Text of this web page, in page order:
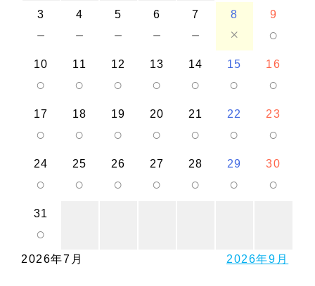
3
－
4
－
5
－
6
－
7
－
8
×
9
○
10
○
11
○
12
○
13
○
14
○
15
○
16
○
17
○
18
○
19
○
20
○
21
○
22
○
23
○
24
○
25
○
26
○
27
○
28
○
29
○
30
○
31
○
2026年7月 2026年9月